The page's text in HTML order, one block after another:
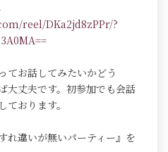
reel/DKa2jd8zPPr/?
てお話してみたいかどう
大丈夫です。初参加でも会話
おります。
れ違いが無いパーティー』を